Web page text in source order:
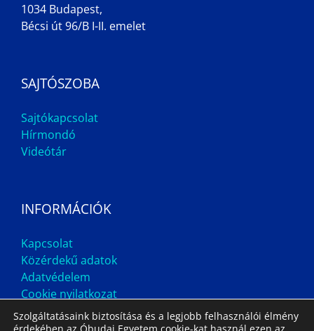
1034 Budapest,
Bécsi út 96/B I-II. emelet
SAJTÓSZOBA
Sajtókapcsolat
Hírmondó
Videótár
INFORMÁCIÓK
Kapcsolat
Közérdekű adatok
Adatvédelem
Cookie nyilatkozat
Szolgáltatásaink biztosítása és a legjobb felhasználói élmény